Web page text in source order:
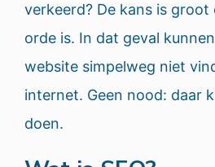
verkeerd? De kans is groot
orde is. In dat geval
website simpelweg niet
internet. Geen nood: daar
doen.